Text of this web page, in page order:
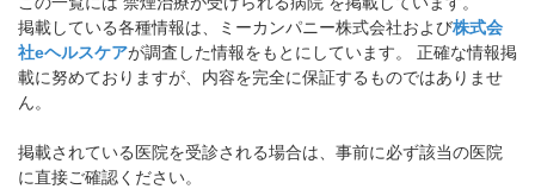
掲載している各種情報は、ミーカンパニー株式会社および株式会
社eヘルスケアが調査した情報をもとにしています。 正確な情報掲
載に努めておりますが、内容を完全に保証するものではありませ
ん。
掲載されている医院を受診される場合は、事前に必ず該当の医院
に直接ご確認ください。